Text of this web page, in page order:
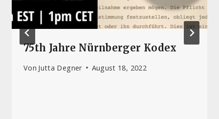
75th Jahre Nürnberger Kodex
Von Jutta Degner August 18, 2022